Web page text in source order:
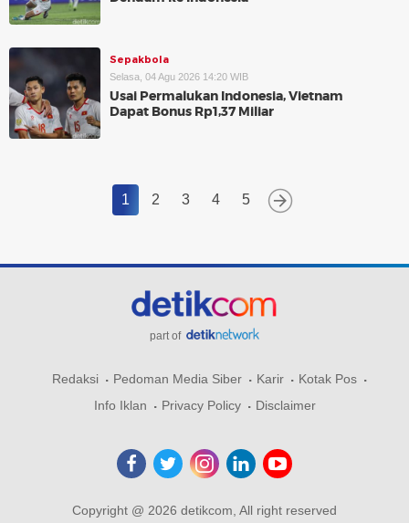
Sepakbola
Selasa, 04 Agu 2026 14:20 WIB
Usai Permalukan Indonesia, Vietnam
Dapat Bonus Rp1,37 Miliar
1 2 3 4 5
part of
Redaksi Pedoman Media Siber Karir
Kotak Pos
Info Iklan
Privacy Policy Disclaimer
Copyright @ 2026 detikcom, All right reserved